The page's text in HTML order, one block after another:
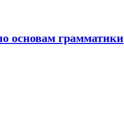
основам грамматики